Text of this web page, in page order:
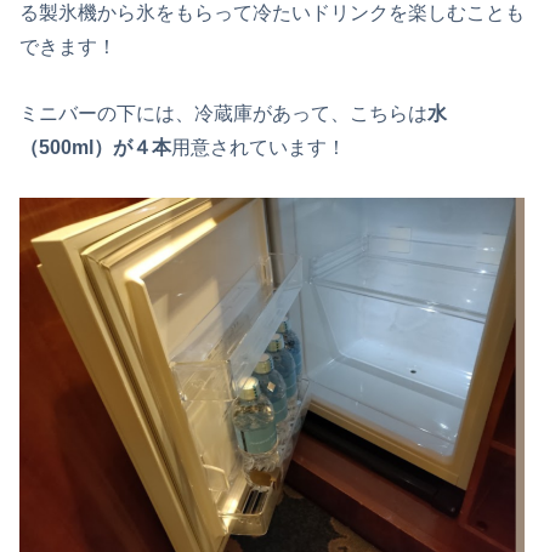
る製氷機から氷をもらって冷たいドリンクを楽しむことも
できます！
ミニバーの下には、冷蔵庫があって、こちらは水
（500ml）が４本用意されています！